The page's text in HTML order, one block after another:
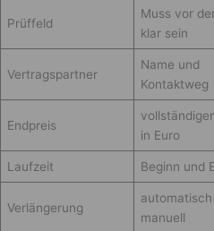
Prüffeld
Muss vor
klar sein
Vertragspartner
Name und
Kontaktweg
Endpreis
in Euro
Laufzeit Beginn und
Verlängerung
manuell